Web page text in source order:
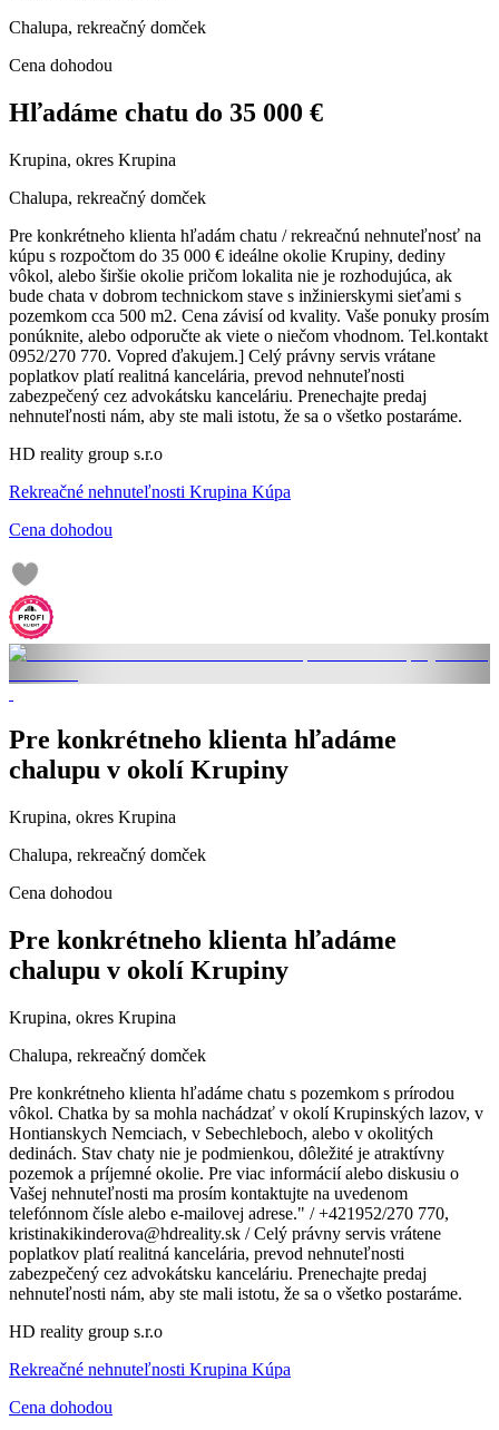
Chalupa, rekreačný domček
Cena dohodou
Hľadáme chatu do 35 000 €
Krupina, okres Krupina
Chalupa, rekreačný domček
Pre konkrétneho klienta hľadám chatu / rekreačnú nehnuteľnosť na
kúpu s rozpočtom do 35 000 € ideálne okolie Krupiny, dediny
vôkol, alebo širšie okolie pričom lokalita nie je rozhodujúca, ak
bude chata v dobrom technickom stave s inžinierskymi sieťami s
pozemkom cca 500 m2. Cena závisí od kvality. Vaše ponuky prosím
ponúknite, alebo odporučte ak viete o niečom vhodnom. Tel.kontakt
0952/270 770. Vopred ďakujem.] Celý právny servis vrátane
poplatkov platí realitná kancelária, prevod nehnuteľnosti
zabezpečený cez advokátsku kanceláriu. Prenechajte predaj
nehnuteľnosti nám, aby ste mali istotu, že sa o všetko postaráme.
HD reality group s.r.o
Rekreačné nehnuteľnosti Krupina Kúpa
Cena dohodou
Pre konkrétneho klienta hľadáme
chalupu v okolí Krupiny
Krupina, okres Krupina
Chalupa, rekreačný domček
Cena dohodou
Pre konkrétneho klienta hľadáme
chalupu v okolí Krupiny
Krupina, okres Krupina
Chalupa, rekreačný domček
Pre konkrétneho klienta hľadáme chatu s pozemkom s prírodou
vôkol. Chatka by sa mohla nachádzať v okolí Krupinských lazov, v
Hontianskych Nemciach, v Sebechleboch, alebo v okolitých
dedinách. Stav chaty nie je podmienkou, dôležité je atraktívny
pozemok a príjemné okolie. Pre viac informácií alebo diskusiu o
Vašej nehnuteľnosti ma prosím kontaktujte na uvedenom
telefónnom čísle alebo e-mailovej adrese." / +421952/270 770,
kristinakikinderova@hdreality.sk / Celý právny servis vrátene
poplatkov platí realitná kancelária, prevod nehnuteľnosti
zabezpečený cez advokátsku kanceláriu. Prenechajte predaj
nehnuteľnosti nám, aby ste mali istotu, že sa o všetko postaráme.
HD reality group s.r.o
Rekreačné nehnuteľnosti Krupina Kúpa
Cena dohodou